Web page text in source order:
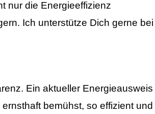
nur die Energieeffizienz
Ich unterstütze Dich gerne bei
Ein aktueller Energieausweis
bemühst, so effizient und